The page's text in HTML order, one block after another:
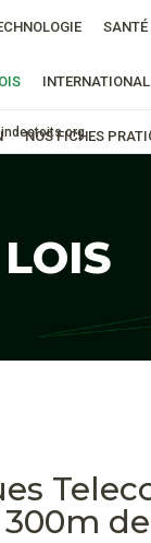
SANTÉ
INTERNATIONAL
NOS FICHES